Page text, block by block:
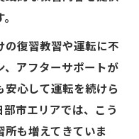
の復習教習や運転に不
、アフターサポートが
安心して運転を続けら
市エリアでは、こう
所も増えてきていま